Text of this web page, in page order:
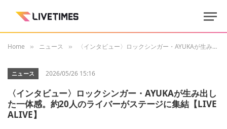
Home » ニュース » 〈インタビュー〉ロックシンガー・AYUKAが生み出した一体感。約20人のライバーがステージに集結【LIVE ALIVE】
ニュース 2026/05/26 15:16
〈インタビュー〉ロックシンガー・AYUKAが生み出し
た一体感。約20人のライバーがステージに集結【LIVE
ALIVE】